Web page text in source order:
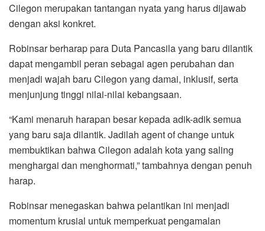
Cilegon merupakan tantangan nyata yang harus dijawab
dengan aksi konkret.
Robinsar berharap para Duta Pancasila yang baru dilantik
dapat mengambil peran sebagai agen perubahan dan
menjadi wajah baru Cilegon yang damai, inklusif, serta
menjunjung tinggi nilai-nilai kebangsaan.
“Kami menaruh harapan besar kepada adik-adik semua
yang baru saja dilantik. Jadilah agent of change untuk
membuktikan bahwa Cilegon adalah kota yang saling
menghargai dan menghormati,” tambahnya dengan penuh
harap.
Robinsar menegaskan bahwa pelantikan ini menjadi
momentum krusial untuk memperkuat pengamalan